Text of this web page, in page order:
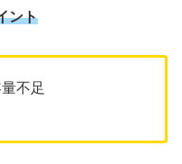
ント
不足